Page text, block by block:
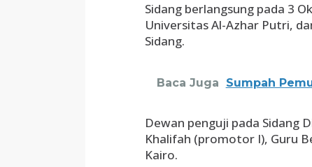
Sidang berlangsung pada 3
Universitas Al-Azhar Putri,
Sidang.
Baca Juga Sumpah
Dewan penguji pada Sidang
Khalifah (promotor I), Guru
Kairo.